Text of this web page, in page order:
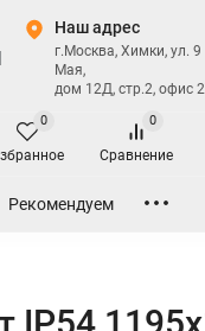
Наш адрес
г.Москва, Химки, ул. 9
Мая,
дом 12Д, стр.2, офис
0
Сравнение
0
Рекомендуем